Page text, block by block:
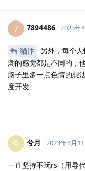
7 7894486 2023年
猫汴
另外，每个
潮的感觉都是不同的，
脑子里多一点色情的想
度开发
兮 兮月 2023年4月
一直坚持不玩rs（用导